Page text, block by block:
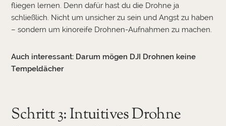
fliegen lernen. Denn dafür hast du die Drohne ja
schließlich. Nicht um unsicher zu sein und Angst zu haben
– sondern um kinoreife Drohnen-Aufnahmen zu machen.
Auch interessant: Darum mögen DJI Drohnen keine
Tempeldächer
Schritt 3: Intuitives Drohne